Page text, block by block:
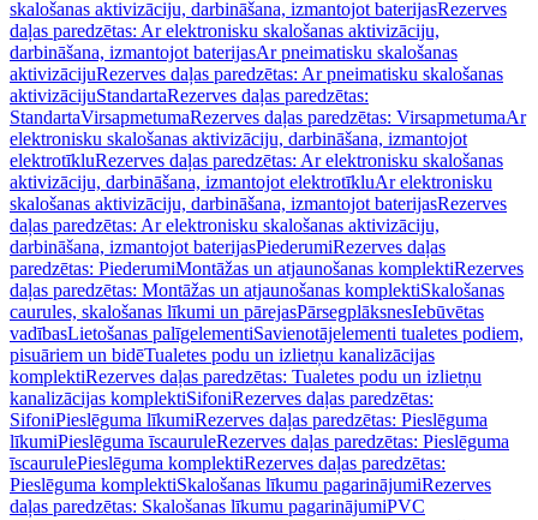
skalošanas aktivizāciju, darbināšana, izmantojot baterijasRezerves
daļas paredzētas: Ar elektronisku skalošanas aktivizāciju,
darbināšana, izmantojot baterijasAr pneimatisku skalošanas
aktivizācijuRezerves daļas paredzētas: Ar pneimatisku skalošanas
aktivizācijuStandartaRezerves daļas paredzētas:
StandartaVirsapmetumaRezerves daļas paredzētas: VirsapmetumaAr
elektronisku skalošanas aktivizāciju, darbināšana, izmantojot
elektrotīkluRezerves daļas paredzētas: Ar elektronisku skalošanas
aktivizāciju, darbināšana, izmantojot elektrotīkluAr elektronisku
skalošanas aktivizāciju, darbināšana, izmantojot baterijasRezerves
daļas paredzētas: Ar elektronisku skalošanas aktivizāciju,
darbināšana, izmantojot baterijasPiederumiRezerves daļas
paredzētas: PiederumiMontāžas un atjaunošanas komplektiRezerves
daļas paredzētas: Montāžas un atjaunošanas komplektiSkalošanas
caurules, skalošanas līkumi un pārejasPārsegplāksnesIebūvētas
vadībasLietošanas palīgelementiSavienotājelementi tualetes podiem,
pisuāriem un bidēTualetes podu un izlietņu kanalizācijas
komplektiRezerves daļas paredzētas: Tualetes podu un izlietņu
kanalizācijas komplektiSifoniRezerves daļas paredzētas:
SifoniPieslēguma līkumiRezerves daļas paredzētas: Pieslēguma
līkumiPieslēguma īscauruleRezerves daļas paredzētas: Pieslēguma
īscaurulePieslēguma komplektiRezerves daļas paredzētas:
Pieslēguma komplektiSkalošanas līkumu pagarinājumiRezerves
daļas paredzētas: Skalošanas līkumu pagarinājumiPVC